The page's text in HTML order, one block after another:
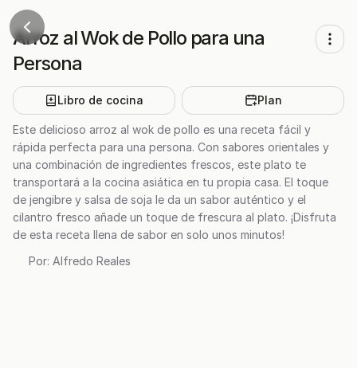
Arroz al Wok de Pollo para una
Persona
Libro de cocina Plan
Este delicioso arroz al wok de pollo es una receta fácil y
rápida perfecta para una persona. Con sabores orientales y
una combinación de ingredientes frescos, este plato te
transportará a la cocina asiática en tu propia casa. El toque
de jengibre y salsa de soja le da un sabor auténtico y el
cilantro fresco añade un toque de frescura al plato. ¡Disfruta
de esta receta llena de sabor en solo unos minutos!
Por: Alfredo Reales